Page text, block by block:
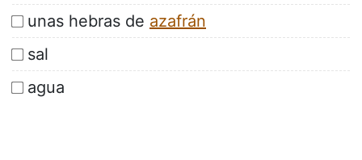
unas hebras de azafrán
sal
agua